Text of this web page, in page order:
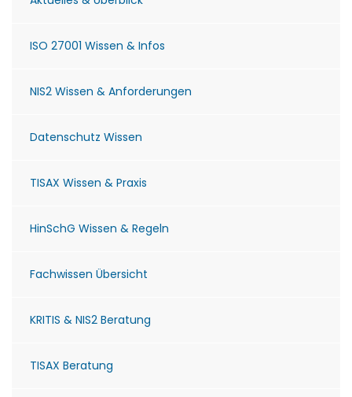
ISO 27001 Wissen & Infos
NIS2 Wissen & Anforderungen
Datenschutz Wissen
TISAX Wissen & Praxis
HinSchG Wissen & Regeln
Fachwissen Übersicht
KRITIS & NIS2 Beratung
TISAX Beratung